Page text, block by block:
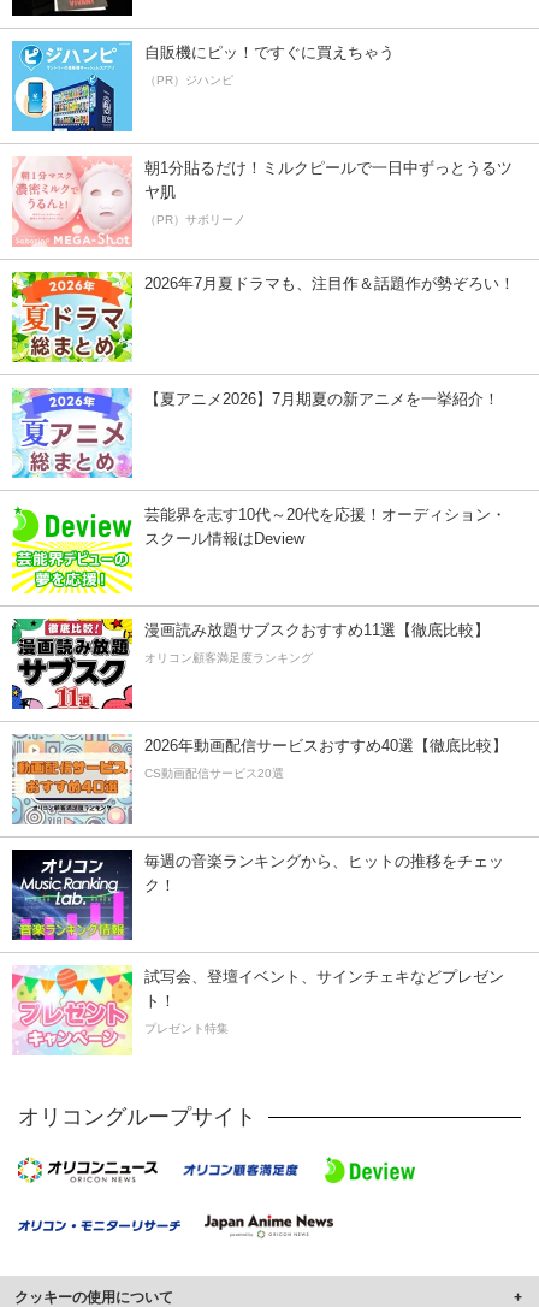
自販機にピッ！ですぐに買えちゃう
（PR）ジハンピ
朝1分貼るだけ！ミルクピールで一日中ずっとうるツ
ヤ肌
（PR）サボリーノ
2026年7月夏ドラマも、注目作＆話題作が勢ぞろい！
【夏アニメ2026】7月期夏の新アニメを一挙紹介！
芸能界を志す10代～20代を応援！オーディション・
スクール情報はDeview
漫画読み放題サブスクおすすめ11選【徹底比較】
オリコン顧客満足度ランキング
2026年動画配信サービスおすすめ40選【徹底比較】
CS動画配信サービス20選
毎週の音楽ランキングから、ヒットの推移をチェッ
ク！
試写会、登壇イベント、サインチェキなどプレゼン
ト！
プレゼント特集
オリコングループサイト
クッキーの使用について